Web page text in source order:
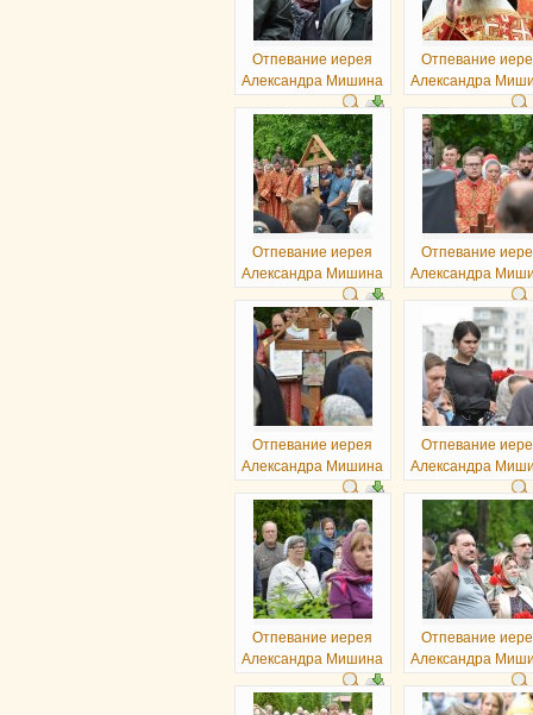
Отпевание иерея
Александра Мишина
Отпевание
Александра
Отпевание иерея
Александра Мишина
Отпевание
Александра
Отпевание иерея
Александра Мишина
Отпевание
Александра
Отпевание иерея
Александра Мишина
Отпевание
Александра